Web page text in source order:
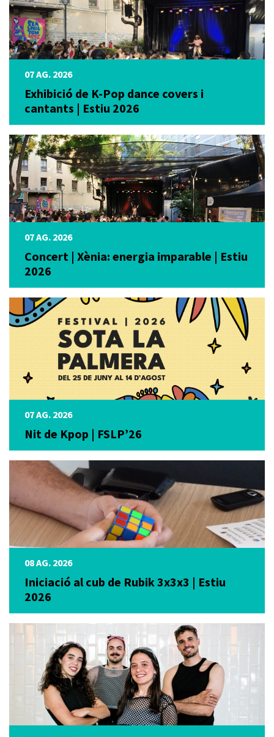
07 AG. 2026
Exhibició de K-Pop dance covers i
cantants | Estiu 2026
07 AG. 2026
Concert | Xènia: energia imparable | Estiu
2026
07 AG. 2026
Nit de Kpop | FSLP’26
08 AG. 2026
Iniciació al cub de Rubik 3x3x3 | Estiu
2026